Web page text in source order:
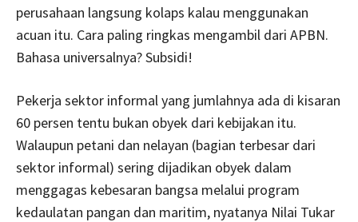
perusahaan langsung kolaps kalau menggunakan
acuan itu. Cara paling ringkas mengambil dari APBN.
Bahasa universalnya? Subsidi!
Pekerja sektor informal yang jumlahnya ada di kisaran
60 persen tentu bukan obyek dari kebijakan itu.
Walaupun petani dan nelayan (bagian terbesar dari
sektor informal) sering dijadikan obyek dalam
menggagas kebesaran bangsa melalui program
kedaulatan pangan dan maritim, nyatanya Nilai Tukar